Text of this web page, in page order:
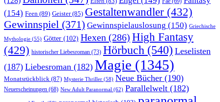
(154) Feen (89) Geister(85) Gestaltenwandler (432)
Gewinnspiel (371) Gewinnspielauslosung (150) Griechische
Mythologie (55) Götter (102) Hexen (286) High Fantasy
(429) historischer Liebesroman (73) Hörbuch (540) Leselisten
(187) Liebesroman (182) Magie (1345)
Monatsrückblick (87) Mysterie Thriller (58) Neue Bücher (190)
Neuerscheinungen (68) New Adult Paranormal (62) Parallelwelt (182)